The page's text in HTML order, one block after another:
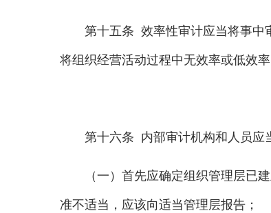
第十五条 效率性审计应当将事中审
将组织经营活动过程中无效率或低效
第十六条 内部审计机构和人员应当
（一）首先应确定组织管理层已建
准不适当，应该向适当管理层报告；